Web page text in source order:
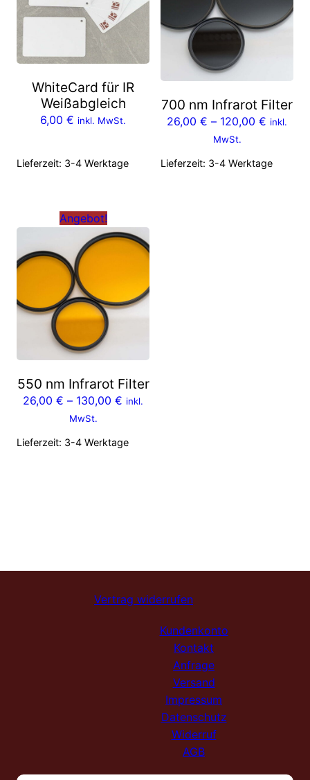
WhiteCard für IR
Weißabgleich
6,00 € inkl. MwSt.
Lieferzeit: 3-4 Werktage
700 nm Infrarot Filter
26,00 € – 120,00 € inkl.
MwSt.
Lieferzeit: 3-4 Werktage
Angebot!
550 nm Infrarot Filter
26,00 € – 130,00 € inkl.
MwSt.
Lieferzeit: 3-4 Werktage
Vertrag widerrufen
Kundenkonto
Kontakt
Anfrage
Versand
Impressum
Datenschutz
Widerruf
AGB